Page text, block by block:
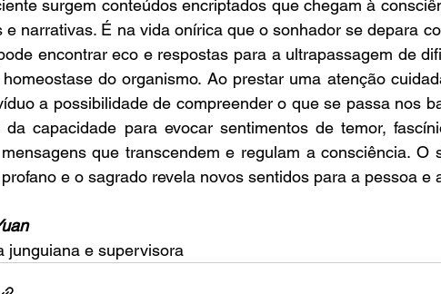
surgem conteúdos encriptados que chegam à
e narrativas. É na vida onírica que o sonhador se depara
encontrar eco e respostas para a ultrapassagem de
do organismo. Ao prestar uma atenção
a possibilidade de compreender o que se passa nos
da capacidade para evocar sentimentos de temor,
que transcendem e regulam a consciência. O
e o sagrado revela novos sentidos para a pessoa e
junguiana e supervisora